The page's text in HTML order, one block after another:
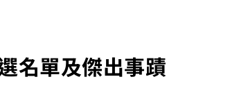
名單及傑出事蹟